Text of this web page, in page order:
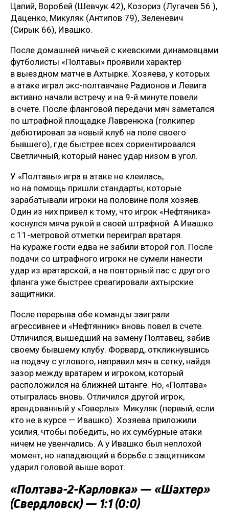
Цапий, Воробей (Шевчук 42), Козориз (Лугачев 56 ),
Даценко, Микуляк (Антипов 79), Зеленевич
(Сирык 66), Ивашко.
После домашней ничьей с киевскими динамовцами
футболисты «Полтавы» проявили характер
в выездном матче в Ахтырке. Хозяева, у которых
в атаке играл экс-полтавчане Радионов и Левига
активно начали встречу и на 9-й минуте повели
в счете. После фланговой передачи мяч заметался
по штрафной площадке Лавренюка (голкипер
дебютировал за новый клуб на поле своего
бывшего), где быстрее всех сориентировался
Светличный, который нанес удар низом в угол.
У «Полтавы» игра в атаке не клеилась,
но на помощь пришли стандарты, которые
зарабатывали игроки на половине поля хозяев.
Один из них привел к тому, что игрок «Нефтяника»
коснулся мяча рукой в своей штрафной. А Ивашко
с 11-метровой отметки переиграл вратаря.
На кураже гости едва не забили второй гол. После
подачи со штрафного игроки не сумели нанести
удар из вратарской, а на повторный пас с другого
фланга уже быстрее среагировали ахтырские
защитники.
После перерыва обе команды заиграли
агрессивнее и «Нефтянник» вновь повел в счете.
Отличился, вышедший на замену Полтавец, забив
своему бывшему клубу. Форвард, откликнувшись
на подачу с углового, направил мяч в сетку, найдя
зазор между вратарем и игроком, который
расположился на ближней штанге. Но, «Полтава»
отыгралась вновь. Отличился другой игрок,
арендованный у «Говерлы»: Микуляк (первый, если
кто не в курсе — Ивашко). Хозяева приложили
усилия, чтобы победить, но их сумбурные атаки
ничем не увенчались. А у Ивашко был неплохой
момент, но нападающий в борьбе с защитником
ударил головой выше ворот.
«Полтава-2-Карловка» — «Шахтер»
(Свердловск) — 1:1 (0:0)